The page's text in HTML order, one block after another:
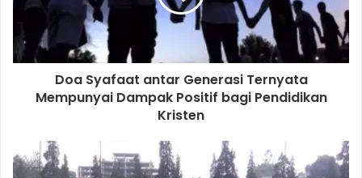
i
d
Doa Syafaat antar Generasi Ternyata
Mempunyai Dampak Positif bagi Pendidikan
Kristen